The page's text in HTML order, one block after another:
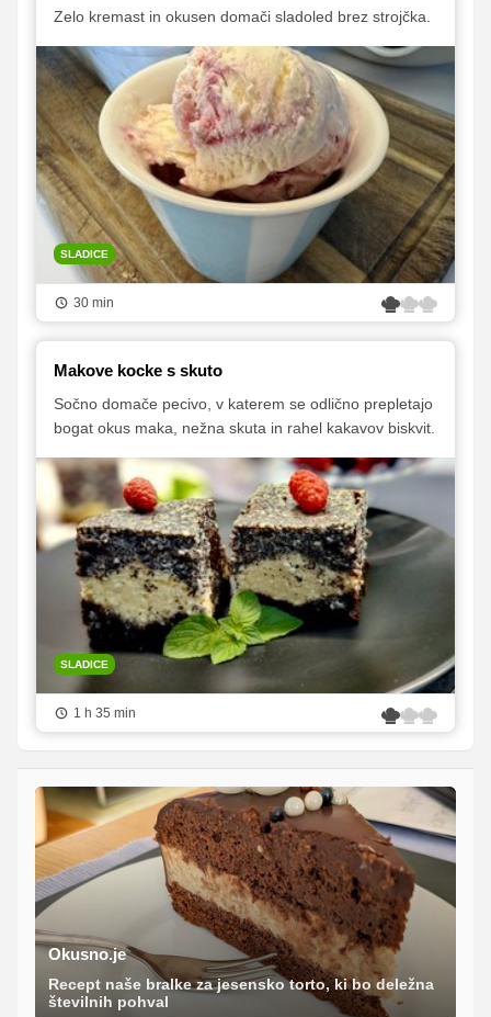
Zelo kremast in okusen domači sladoled brez strojčka.
SLADICE
30 min
Makove kocke s skuto
Sočno domače pecivo, v katerem se odlično prepletajo
bogat okus maka, nežna skuta in rahel kakavov biskvit.
SLADICE
1 h 35 min
Okusno.je
Recept naše bralke za jesensko torto, ki bo deležna
številnih pohval